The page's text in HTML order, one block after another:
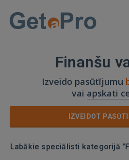
Finanšu
Izveido pasūtījumu
vai apskati
IZVEIDOT
Labākie speciālisti kategorijā